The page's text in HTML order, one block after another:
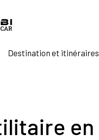
Destination et itinéraires